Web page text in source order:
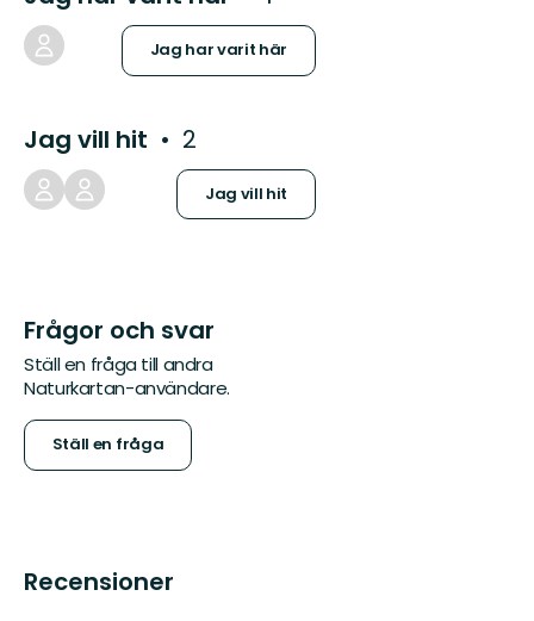
Jag har varit här
Jag vill hit 2
Jag vill hit
Frågor och svar
Ställ en fråga till andra
Naturkartan-användare.
Ställ en fråga
Recensioner